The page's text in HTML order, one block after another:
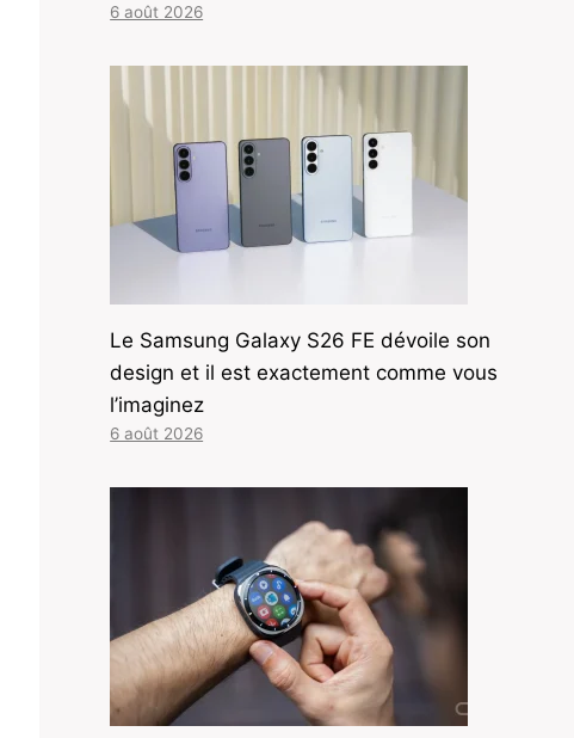
6 août 2026
Le Samsung Galaxy S26 FE dévoile son
design et il est exactement comme vous
l’imaginez
6 août 2026